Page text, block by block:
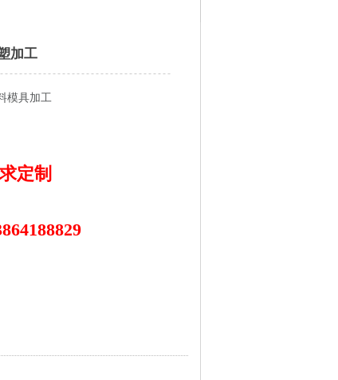
加工
模具加工
定制